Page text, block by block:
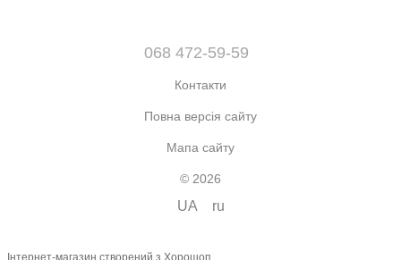
068 472-59-59
Контакти
Повна версія сайту
Мапа сайту
© 2026
UA ru